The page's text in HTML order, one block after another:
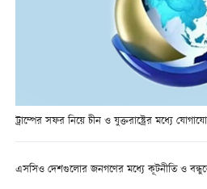
ট্রাম্পের সফর নিয়ে চীন ও যুক্তরাষ্ট্রের মধ্যে
এসসিও দেশগুলোর জনগণের মধ্যে কূটনীতি ও